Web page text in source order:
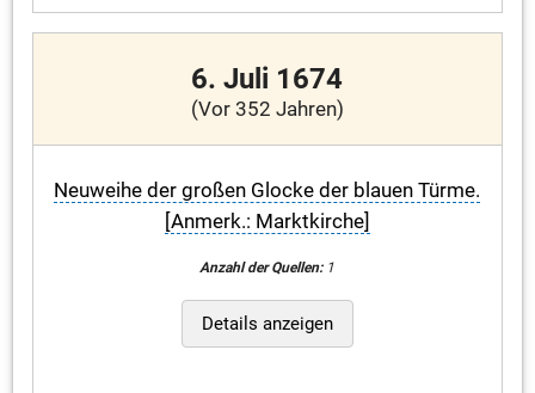
6. Juli 1674
(Vor 352 Jahren)
Neuweihe der großen Glocke der blauen Türme.
[Anmerk.: Marktkirche]
Anzahl der Quellen:1
Details anzeigen